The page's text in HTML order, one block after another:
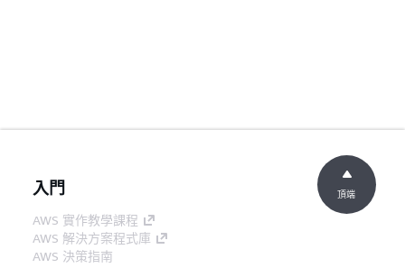
入門
AWS 實作教學課程
AWS 解決方案程式庫
AWS 決策指南
頂端